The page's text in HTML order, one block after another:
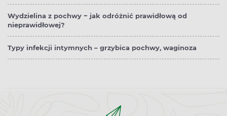
Wydzielina z pochwy − jak odróżnić prawidłową od
nieprawidłowej?
Typy infekcji intymnych – grzybica pochwy, waginoza